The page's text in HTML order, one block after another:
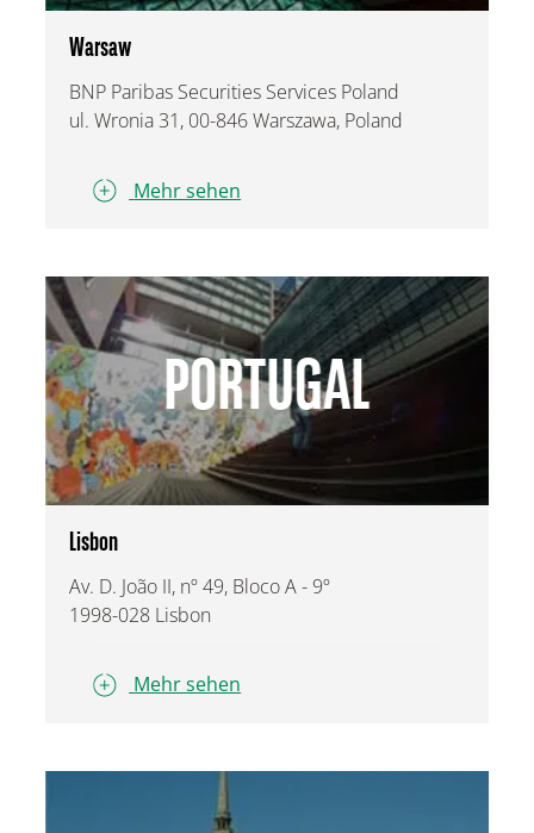
Warsaw
BNP Paribas Securities Services Poland
ul. Wronia 31, 00-846 Warszawa, Poland
Mehr sehen
PORTUGAL
Lisbon
Av. D. João II, nº 49, Bloco A - 9º
1998-028 Lisbon
Mehr sehen